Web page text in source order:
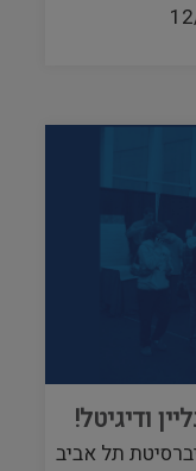
ודיגיטל!
תל אביב